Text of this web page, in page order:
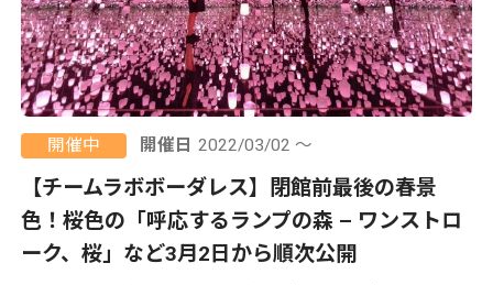
開催中 開催日 2022/03/02 ～
【チームラボボーダレス】閉館前最後の春景
色！桜色の「呼応するランプの森 – ワンストロ
ーク、桜」など3月2日から順次公開